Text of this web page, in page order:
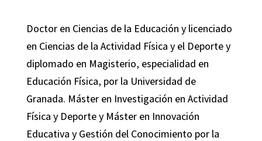
Doctor en Ciencias de la Educación y licenciado
en Ciencias de la Actividad Física y el Deporte y
diplomado en Magisterio, especialidad en
Educación Física, por la Universidad de
Granada. Máster en Investigación en Actividad
Física y Deporte y Máster en Innovación
Educativa y Gestión del Conocimiento por la